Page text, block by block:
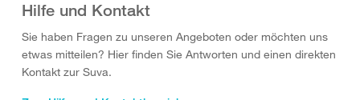
Hilfe und Kontakt
Sie haben Fragen zu unseren Angeboten oder möchten uns
etwas mitteilen? Hier finden Sie Antworten und einen direkten
Kontakt zur Suva.